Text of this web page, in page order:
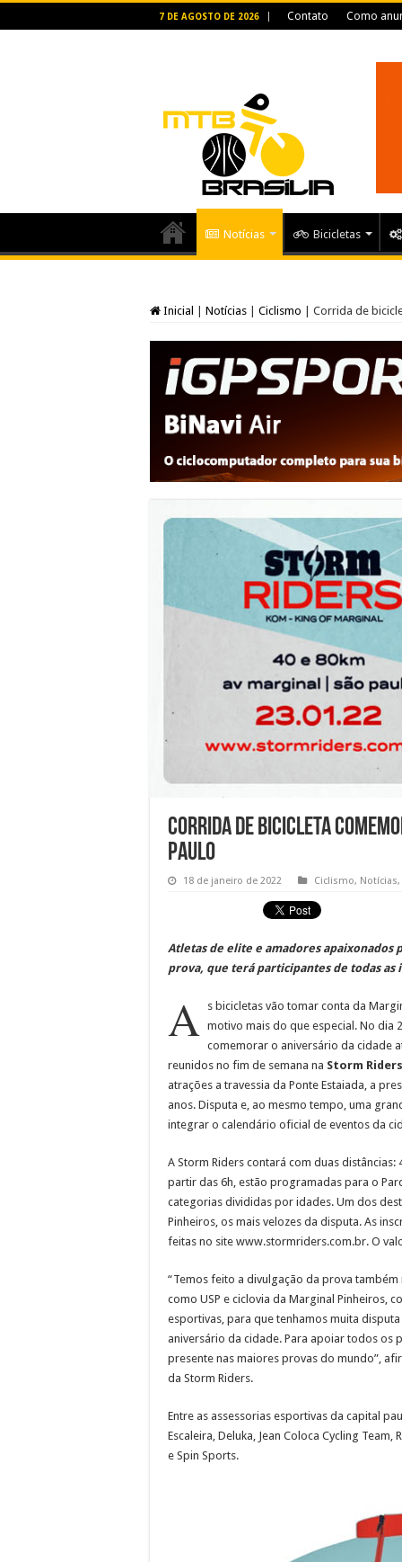
7 DE AGOSTO DE 2026 Contato Como
Notícias Bicicletas
Inicial Notícias Ciclismo Corrida de
Corrida de bicicleta
Paulo
18 de janeiro de 2022 Ciclismo, Notícias,
Atletas de elite e amadores apaixonados
prova, que terá participantes de todas as
A s bicicletas vão tomar conta da
motivo mais do que especial. No dia
comemorar o aniversário da cidade
reunidos no fim de semana na Storm Riders
atrações a travessia da Ponte Estaiada, a
anos. Disputa e, ao mesmo tempo, uma
integrar o calendário oficial de eventos da
A Storm Riders contará com duas
partir das 6h, estão programadas para o
categorias divididas por idades. Um dos
Pinheiros, os mais velozes da disputa. As
feitas no site www.stormriders.com.br. O
“Temos feito a divulgação da prova
como USP e ciclovia da Marginal Pinheiros,
esportivas, para que tenhamos muita
aniversário da cidade. Para apoiar todos os
presente nas maiores provas do mundo”,
da Storm Riders.
Entre as assessorias esportivas da capital
Escaleira, Deluka, Jean Coloca Cycling
e Spin Sports.